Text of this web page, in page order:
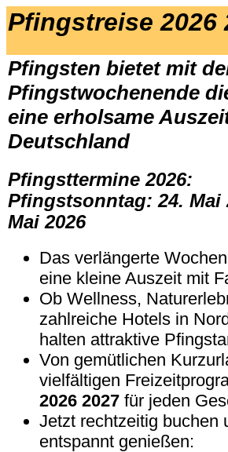
Pfingstreise 2026
Pfingsten bietet mit
Pfingstwochenende
eine erholsame
Deutschland
Pfingsttermine 2026:
Pfingstsonntag: 24.
Mai 2026
Das verlängerte
eine kleine Auszeit mit
Ob Wellness,
zahlreiche Hotels in
halten attraktive
Von gemütlichen
vielfältigen
2026 2027 für jeden
Jetzt rechtzeitig buchen
entspannt genießen: